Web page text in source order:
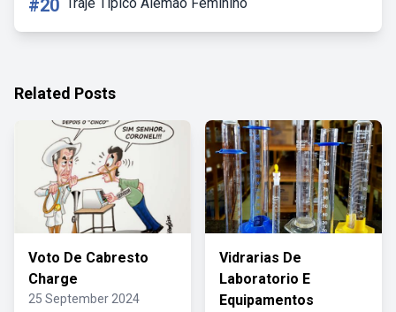
#20
Related Posts
Voto De Cabresto
Charge
25 September 2024
Vidrarias De
Laboratorio E
Equipamentos